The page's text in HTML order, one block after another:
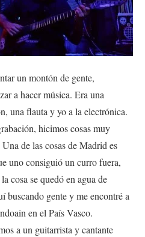
un montón de gente,
a hacer música. Era una
una flauta y yo a la electrónica.
hicimos cosas muy
de las cosas de Madrid es
uno consiguió un curro fuera,
cosa se quedó en agua de
buscando gente y me encontré a
en el País Vasco.
a un guitarrista y cantante